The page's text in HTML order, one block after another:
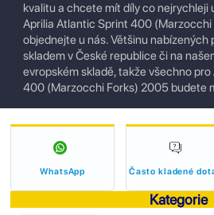
kvalitu a chcete mít díly co nejrychleji
Aprilia Atlantic Sprint 400
objednejte u nás. Většinu nabízených
skladem v České republice či na
evropském skladě, takže všechno
400 (Marzocchi Forks) 2005 budete
WhatsApp Často kladené
Kategorie